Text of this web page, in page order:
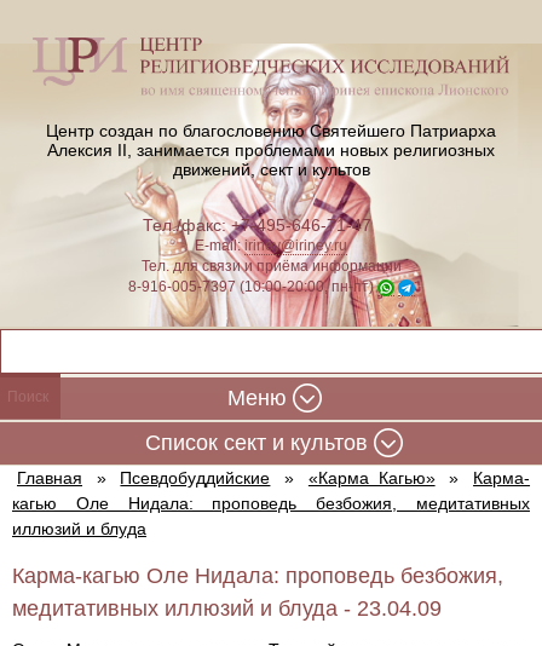
Центр создан по благословению Святейшего Патриарха
Алексия II, занимается проблемами новых религиозных
движений, сект и культов
Тел./факс: +7-495-646-71-47
E-mail:iriney@iriney.ru
Тел. для связи и приёма информации
8-916-005-7397 (10:00-20:00, пн-пт)
Меню
Cписок сект и культов
Главная » Псевдобуддийские » «Карма Кагью» »
Карма-
кагью Оле Нидала: проповедь безбожия, медитативных
иллюзий и блуда
Карма-кагью Оле Нидала: проповедь безбожия,
медитативных иллюзий и блуда - 23.04.09